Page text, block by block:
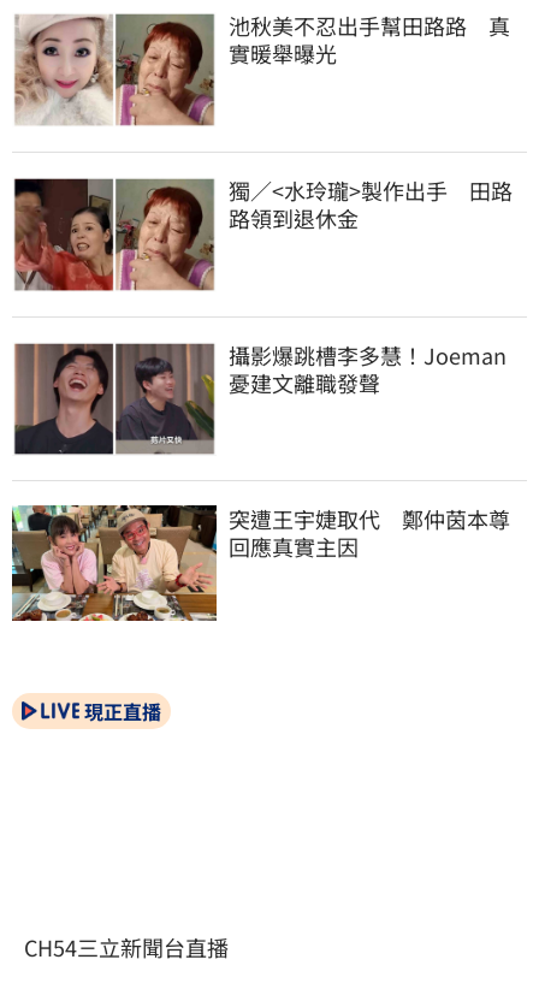
池秋美不忍出手幫田路路　真
實暖舉曝光
獨／<水玲瓏>製作出手　田路
路領到退休金
攝影爆跳槽李多慧！Joeman
憂建文離職發聲
突遭王宇婕取代　鄭仲茵本尊
回應真實主因
現正直播
CH54三立新聞台直播